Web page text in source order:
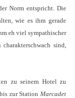
Norm entspricht. Die
wie es ihm gerade
eh viel sympathischer
sind,
zu seinem Hotel zu
zur Station Marcadet